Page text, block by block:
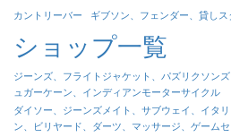
カントリーバー ギブソン、フェンダー、貸しス
ショップ一覧
ジーンズ、フライトジャケット、パズリクソン
ュガーケーン、インディアンモーターサイクル
ダイソー、ジーンズメイト、サブウェイ、イタ
ン、ビリヤード、ダーツ、マッサージ、ゲーム